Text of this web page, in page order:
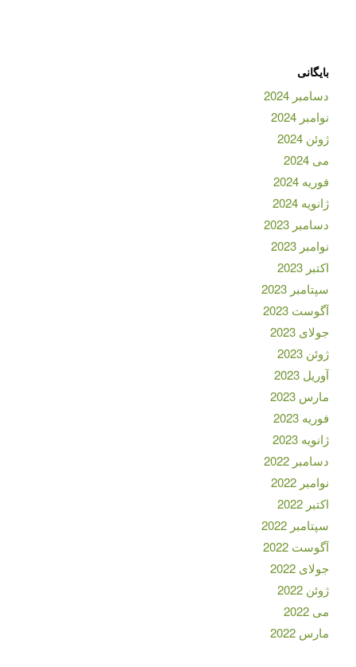
بایگانی
دسامبر 2024
نوامبر 2024
ژوئن 2024
می 2024
فوریه 2024
ژانویه 2024
دسامبر 2023
نوامبر 2023
اکتبر 2023
سپتامبر 2023
آگوست 2023
جولای 2023
ژوئن 2023
آوریل 2023
مارس 2023
فوریه 2023
ژانویه 2023
دسامبر 2022
نوامبر 2022
اکتبر 2022
سپتامبر 2022
آگوست 2022
جولای 2022
ژوئن 2022
می 2022
مارس 2022